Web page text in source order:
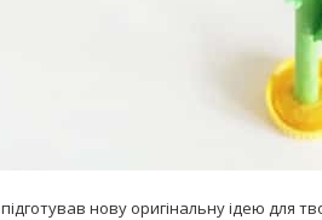
підготував нову оригінальну ідею для